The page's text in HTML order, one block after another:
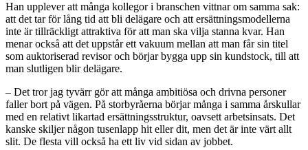
Han upplever att många kollegor i branschen vittnar om samma sak:
att det tar för lång tid att bli delägare och att ersättningsmodellerna
inte är tillräckligt attraktiva för att man ska vilja stanna kvar. Han
menar också att det uppstår ett vakuum mellan att man får sin titel
som auktoriserad revisor och börjar bygga upp sin kundstock, till att
man slutligen blir delägare.
– Det tror jag tyvärr gör att många ambitiösa och drivna personer
faller bort på vägen. På storbyråerna börjar många i samma årskullar
med en relativt likartad ersättningsstruktur, oavsett arbetsinsats. Det
kanske skiljer någon tusenlapp hit eller dit, men det är inte värt allt
slit. De flesta vill också ha ett liv vid sidan av jobbet.